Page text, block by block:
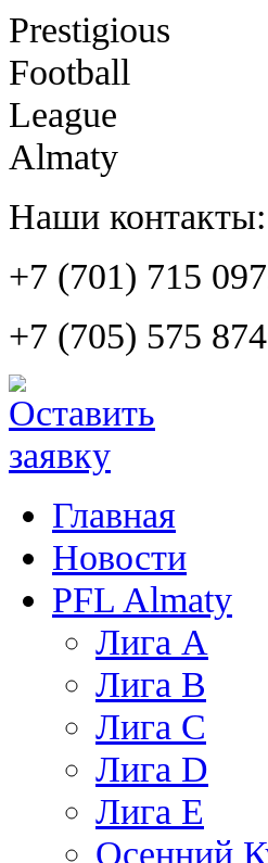
Prestigious
Football
League
Almaty
Наши контакты:
+7 (701) 715
+7 (705) 575
Главная
Новости
PFL Almaty
Лига A
Лига В
Лига С
Лига D
Лига Е
Осенний